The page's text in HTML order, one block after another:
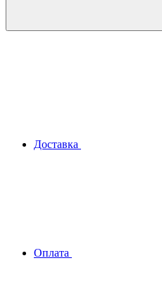
Доставка
Оплата